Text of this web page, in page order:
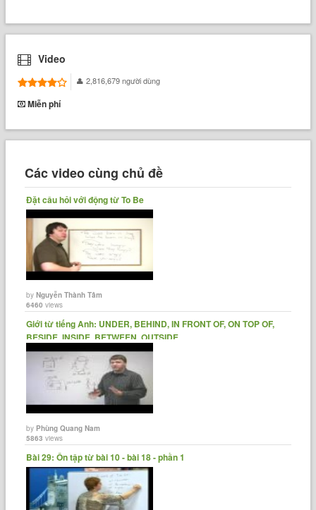
Video
2,816,679 người dùng
Miễn phí
Các video cùng chủ đề
Đặt câu hỏi với động từ To Be
byNguyễn Thành Tâm
6460 views
Giới từ tiếng Anh: UNDER, BEHIND, IN FRONT OF, ON TOP OF,
BESIDE, INSIDE, BETWEEN, OUTSIDE
byPhùng Quang Nam
5863 views
Bài 29: Ôn tập từ bài 10 - bài 18 - phần 1